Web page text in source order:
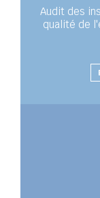
Audit des
qualité de